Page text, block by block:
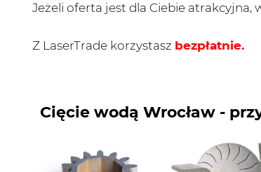
Jeżeli oferta jest dla Ciebie atrakcyjna,
Z LaserTrade korzystasz bezpłatnie.
Cięcie wodą Wrocław -